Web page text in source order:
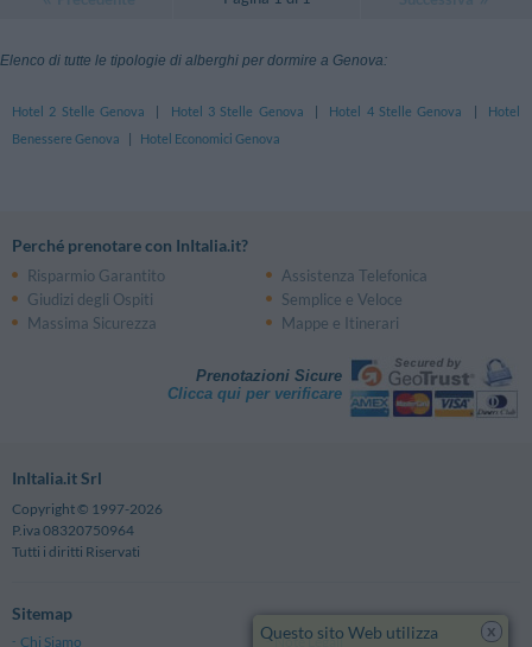
Elenco di tutte le tipologie di alberghi per dormire a Genova:
Hotel 2 Stelle Genova Hotel 3 Stelle Genova Hotel 4 Stelle Genova
Hotel
Benessere Genova
Hotel Economici Genova
Perché prenotare con InItalia.it?
Risparmio Garantito
Assistenza Telefonica
Giudizi degli Ospiti
Semplice e Veloce
Massima Sicurezza
Mappe e Itinerari
Prenotazioni Sicure
Clicca qui per verificare
InItalia.it Srl
Copyright © 1997-2026
P.iva 08320750964
Tutti i diritti Riservati
Sitemap
Chi Siamo Note Legali
x
Questo sito Web utilizza